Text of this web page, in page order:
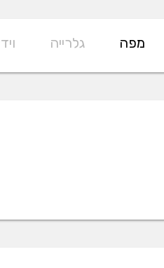
מפה גלרייה